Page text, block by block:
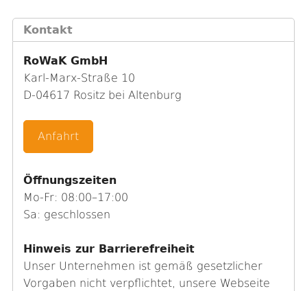
Kontakt
RoWaK GmbH
Karl-Marx-Straße 10
D-04617 Rositz bei Altenburg
Anfahrt
Öffnungszeiten
Mo-Fr: 08:00–17:00
Sa: geschlossen
Hinweis zur Barrierefreiheit
Unser Unternehmen ist gemäß gesetzlicher
Vorgaben nicht verpflichtet, unsere Webseite